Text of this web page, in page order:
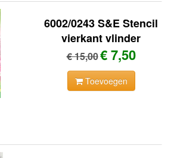
6002/0243 S&E Stencil
vierkant vlinder
€ 15,00€ 7,50
Toevoegen